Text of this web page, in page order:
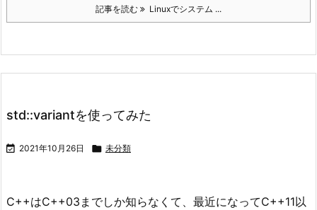
記事を読む Linuxでシステム ...
std::variantを使ってみた
 2021年10月26日  未分類
C++はC++03までしか知らなくて、最近になってC++11以